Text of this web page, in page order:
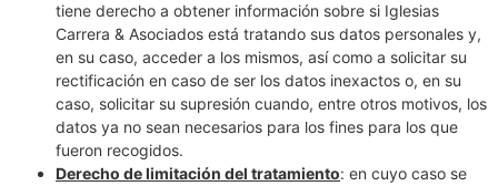
tiene derecho a obtener información sobre si Iglesias
Carrera & Asociados está tratando sus datos personales y,
en su caso, acceder a los mismos, así como a solicitar su
rectificación en caso de ser los datos inexactos o, en su
caso, solicitar su supresión cuando, entre otros motivos, los
datos ya no sean necesarios para los fines para los que
fueron recogidos.
Derecho de limitación del tratamiento: en cuyo caso se